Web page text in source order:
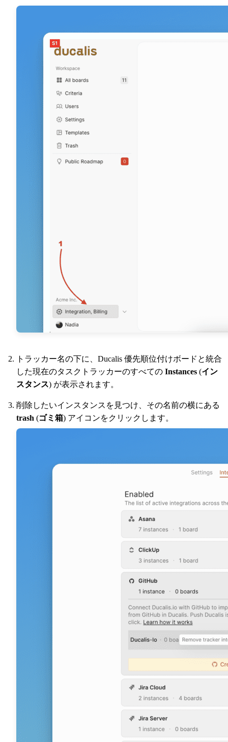
トラッカー名の下に、 Ducalis 優先順位付けボードと統合
した現在のタスクトラッカーのすべての Instances (イン
スタンス) が表示されます。
削除したいインスタンスを見つけ、その名前の横にある
trash (ゴミ箱) アイコンをクリックします。